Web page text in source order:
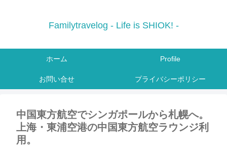
Familytravelog - Life is SHIOK! -
ホーム Profile
お問い合せ プライバシーポリシー
中国東方航空でシンガポールから札幌へ。
上海・東浦空港の中国東方航空ラウンジ利
用。